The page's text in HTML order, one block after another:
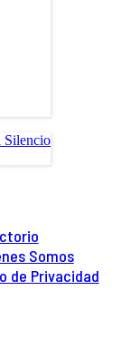
Silencio
Somos
de Privacidad